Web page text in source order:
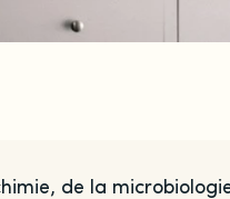
de la